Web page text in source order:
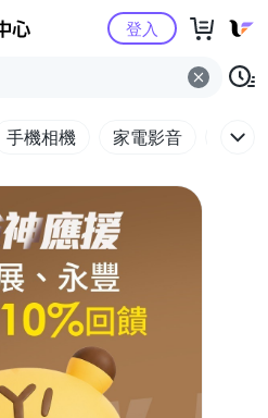
Yahoo購物中心
登入
手機相機 家電影音 電腦